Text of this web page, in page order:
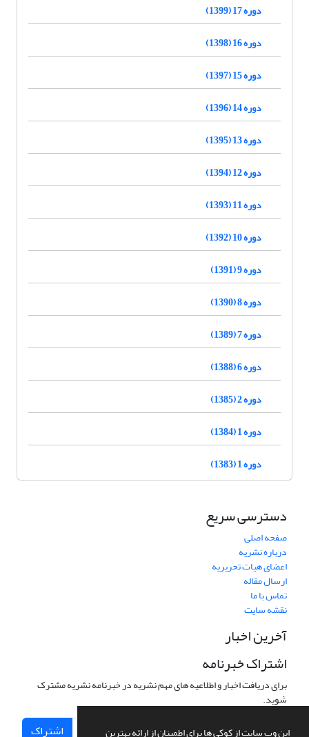
این وب سایت از کوکی ها برای اطمینان از ارائه بهترین
دوره 17 (1399)
دوره 16 (1398)
دوره 15 (1397)
دوره 14 (1396)
دوره 13 (1395)
دوره 12 (1394)
دوره 11 (1393)
دوره 10 (1392)
دوره 9 (1391)
دوره 8 (1390)
دوره 7 (1389)
دوره 6 (1388)
دوره 2 (1385)
دوره 1 (1384)
دوره 1 (1383)
دسترسی سریع
صفحه اصلی
درباره نشریه
اعضای هیات تحریریه
ارسال مقاله
تماس با ما
نقشه سایت
آخرین اخبار
اشتراک خبرنامه
برای دریافت اخبار و اطلاعیه های مهم نشریه در خبرنامه نشریه مشترک
شوید.
اشتراک